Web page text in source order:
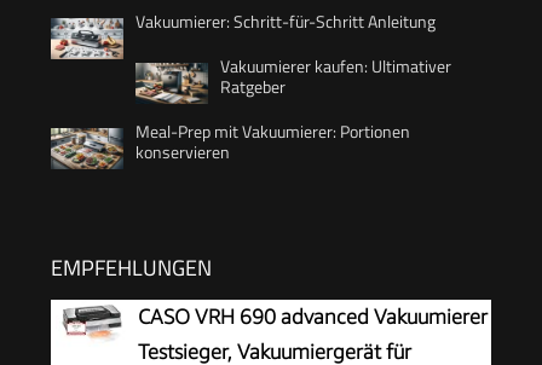
Vakuumierer: Schritt-für-Schritt Anleitung
Vakuumierer kaufen: Ultimativer
Ratgeber
Meal-Prep mit Vakuumierer: Portionen
konservieren
EMPFEHLUNGEN
CASO VRH 690 advanced Vakuumierer
Testsieger, Vakuumiergerät für